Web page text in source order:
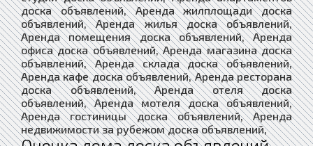
доска объявлений, Аренда жилплощади доска
объявлений, Аренда жилья доска объявлений,
Аренда помещения доска объявлений, Аренда
офиса доска объявлений, Аренда магазина доска
объявлений, Аренда склада доска объявлений,
Аренда кафе доска объявлений, Аренда ресторана
доска объявлений, Аренда отеля доска
объявлений, Аренда мотеля доска объявлений,
Аренда гостиницы доска объявлений, Аренда
недвижимости за рубежом доска объявлений,